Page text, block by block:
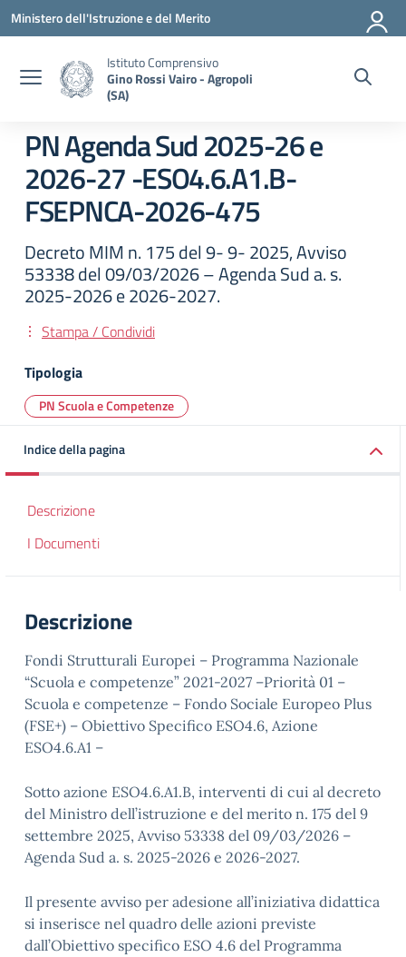
Vai ai contenuti
Vai al menu di navigazione
Vai al footer
Ministero dell'Istruzione e del Merito
Istituto Comprensivo
Gino Rossi Vairo - Agropoli
(SA)
PN Agenda Sud 2025-26 e
2026-27 -ESO4.6.A1.B-
FSEPNCA-2026-475
Decreto MIM n. 175 del 9- 9- 2025, Avviso
53338 del 09/03/2026 – Agenda Sud a. s.
2025-2026 e 2026-2027.
Stampa / Condividi
Tipologia
PN Scuola e Competenze
Indice della pagina
Descrizione
I Documenti
Descrizione
Fondi Strutturali Europei – Programma Nazionale
“Scuola e competenze” 2021-2027 –Priorità 01 –
Scuola e competenze – Fondo Sociale Europeo Plus
(FSE+) – Obiettivo Specifico ESO4.6, Azione
ESO4.6.A1 –
Sotto azione ESO4.6.A1.B, interventi di cui al decreto
del Ministro dell’istruzione e del merito n. 175 del 9
settembre 2025, Avviso 53338 del 09/03/2026 –
Agenda Sud a. s. 2025-2026 e 2026-2027.
Il presente avviso per adesione all’iniziativa didattica
si inserisce nel quadro delle azioni previste
dall’Obiettivo specifico ESO 4.6 del Programma